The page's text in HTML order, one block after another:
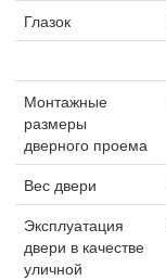
Глазок
Монтажные
размеры
дверного проема
Вес двери
Эксплуатация
двери в качестве
уличной